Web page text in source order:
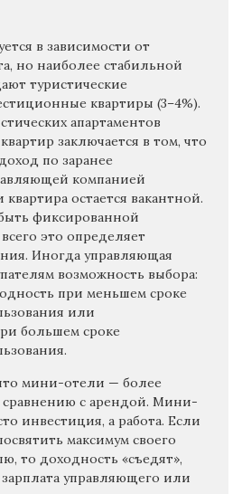
в зависимости от
но наиболее стабильной
туристические
квартиры (3–4%).
апартаментов
заключается в том, что
по заранее
компанией
остается вакантной.
фиксированной
это определяет
Иногда управляющая
возможность выбора:
при меньшем сроке
или
большем сроке
мини-отели — более
с арендой. Мини-
инвестиция, а работа. Если
максимум своего
то доходность «съедят»,
управляющего или